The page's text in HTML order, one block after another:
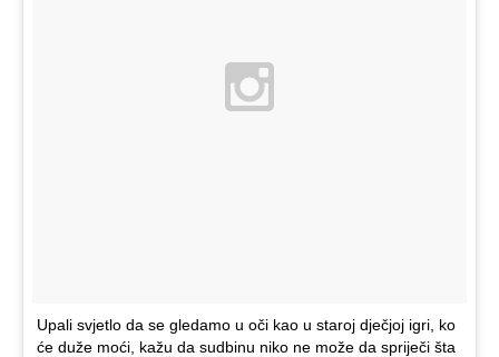
Upali svjetlo da se gledamo u oči kao u staroj dječjoj igri, ko
će duže moći, kažu da sudbinu niko ne može da spriječi šta